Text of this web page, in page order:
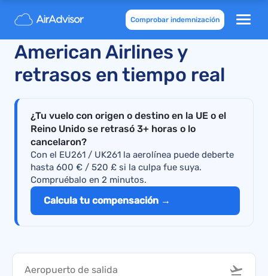
Comprobar indemnización
Vuelos cancelados de
American Airlines y
retrasos en tiempo real
¿Tu vuelo con origen o destino en la UE o el
Reino Unido se retrasó 3+ horas o lo
cancelaron?
Con el EU261 / UK261 la aerolínea puede deberte
hasta 600 € / 520 £ si la culpa fue suya.
Compruébalo en 2 minutos.
Calcula tu compensación →